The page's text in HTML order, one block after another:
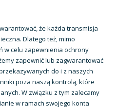
że każda transmisja
Dlatego też, mimo
w celu zapewnienia ochrony
zapewnić lub zagwarantować
do i z naszych
poza naszą kontrolą, które
W związku z tym zalecamy
w ramach swojego konta